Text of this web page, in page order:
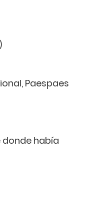
Paespaes
donde había